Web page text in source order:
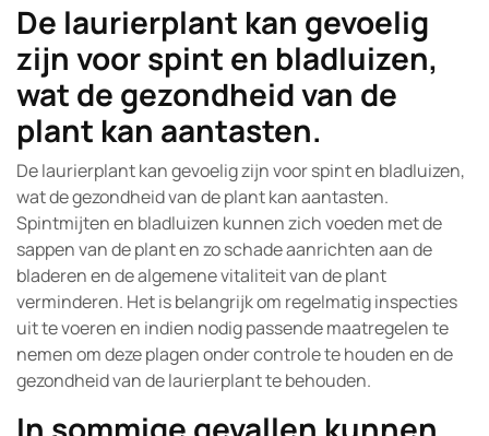
De laurierplant kan gevoelig
zijn voor spint en bladluizen,
wat de gezondheid van de
plant kan aantasten.
De laurierplant kan gevoelig zijn voor spint en bladluizen,
wat de gezondheid van de plant kan aantasten.
Spintmijten en bladluizen kunnen zich voeden met de
sappen van de plant en zo schade aanrichten aan de
bladeren en de algemene vitaliteit van de plant
verminderen. Het is belangrijk om regelmatig inspecties
uit te voeren en indien nodig passende maatregelen te
nemen om deze plagen onder controle te houden en de
gezondheid van de laurierplant te behouden.